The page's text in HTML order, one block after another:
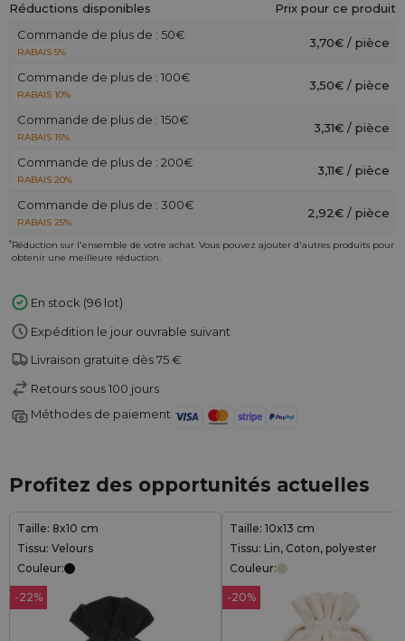
Réductions disponibles
Prix pour ce produit
Commande de plus de : 50€
RABAIS 5%
3,70€ / pièce
Commande de plus de : 100€
RABAIS 10%
3,50€ / pièce
Commande de plus de : 150€
RABAIS 15%
3,31€ / pièce
Commande de plus de : 200€
RABAIS 20%
3,11€ / pièce
Commande de plus de : 300€
RABAIS 25%
2,92€ / pièce
*Réduction sur l'ensemble de votre achat. Vous pouvez ajouter d'autres produits pour
obtenir une meilleure réduction.
En stock (96 lot)
Expédition le jour ouvrable suivant
Livraison gratuite dès 75 €
Retours sous 100 jours
Méthodes de paiement
Profitez des opportunités actuelles
Taille: 8x10 cm
Tissu: Velours
Couleur:
-22%
Taille: 10x13 cm
Tissu: Lin, Coton, polyester
Couleur:
-20%